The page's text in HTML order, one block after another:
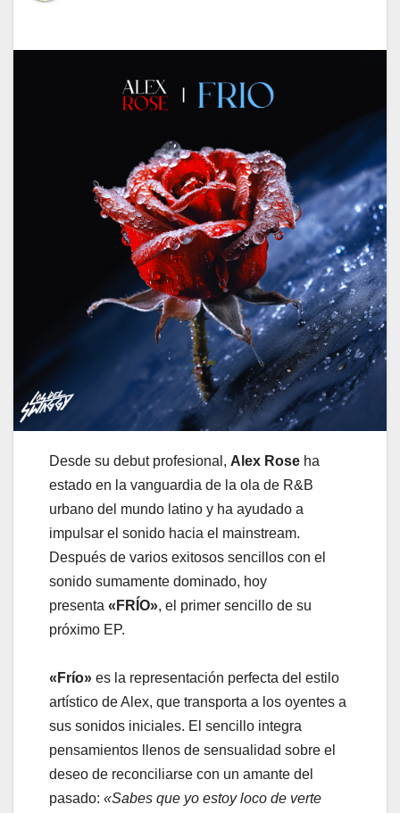
Desde su debut profesional, Alex Rose ha
estado en la vanguardia de la ola de R&B
urbano del mundo latino y ha ayudado a
impulsar el sonido hacia el mainstream.
Después de varios exitosos sencillos con el
sonido sumamente dominado, hoy
presenta «FRÍO», el primer sencillo de su
próximo EP.
«Frío» es la representación perfecta del estilo
artístico de Alex, que transporta a los oyentes a
sus sonidos iniciales. El sencillo integra
pensamientos llenos de sensualidad sobre el
deseo de reconciliarse con un amante del
pasado: «Sabes que yo estoy loco de verte